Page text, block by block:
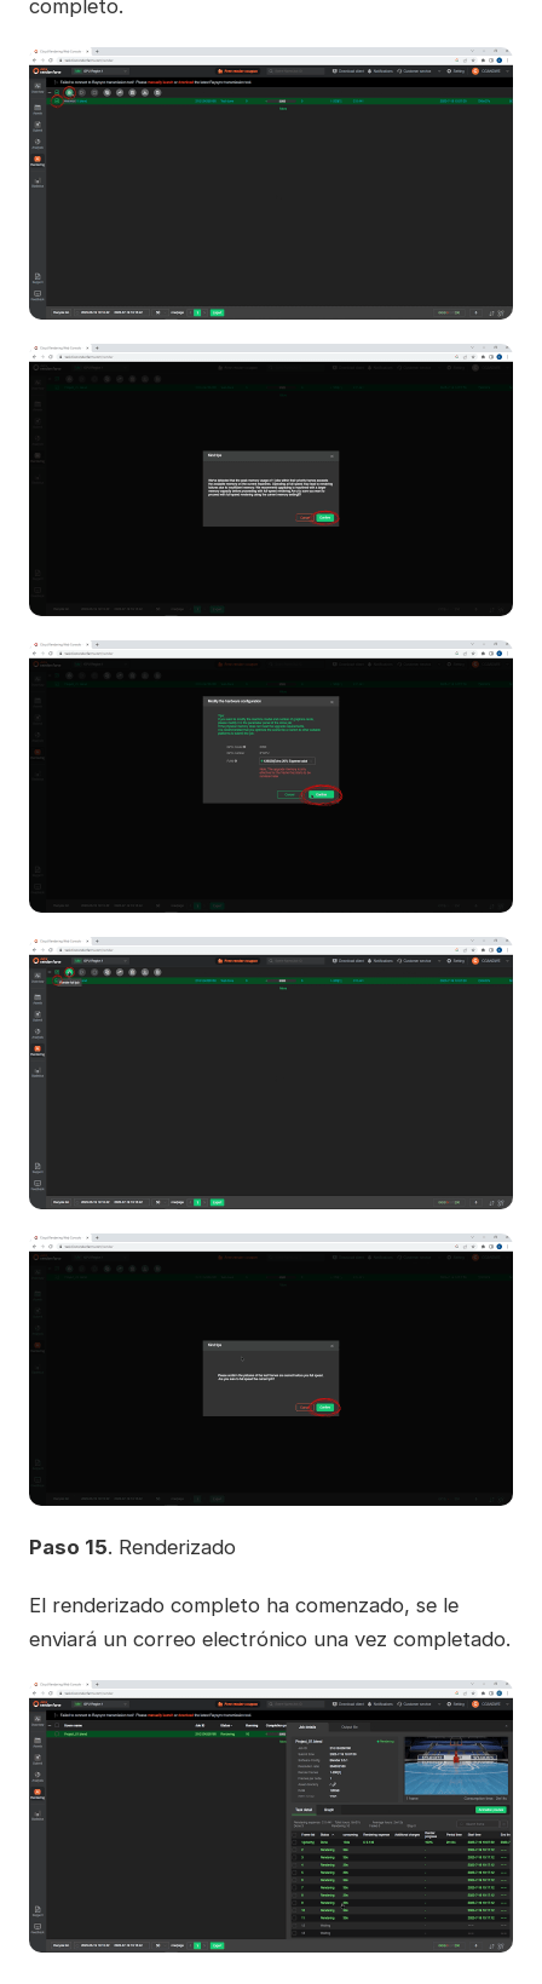
completo.
Paso 15. Renderizado
El renderizado completo ha comenzado, se le
enviará un correo electrónico una vez completado.